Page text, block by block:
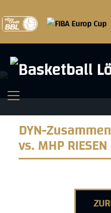
DYN-
vs. MHP